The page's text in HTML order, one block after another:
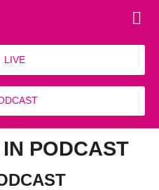
LIVE
PODCAST